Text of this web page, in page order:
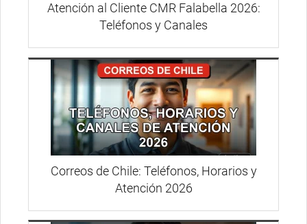
Atención al Cliente CMR Falabella 2026:
Teléfonos y Canales
Correos de Chile: Teléfonos, Horarios y
Atención 2026